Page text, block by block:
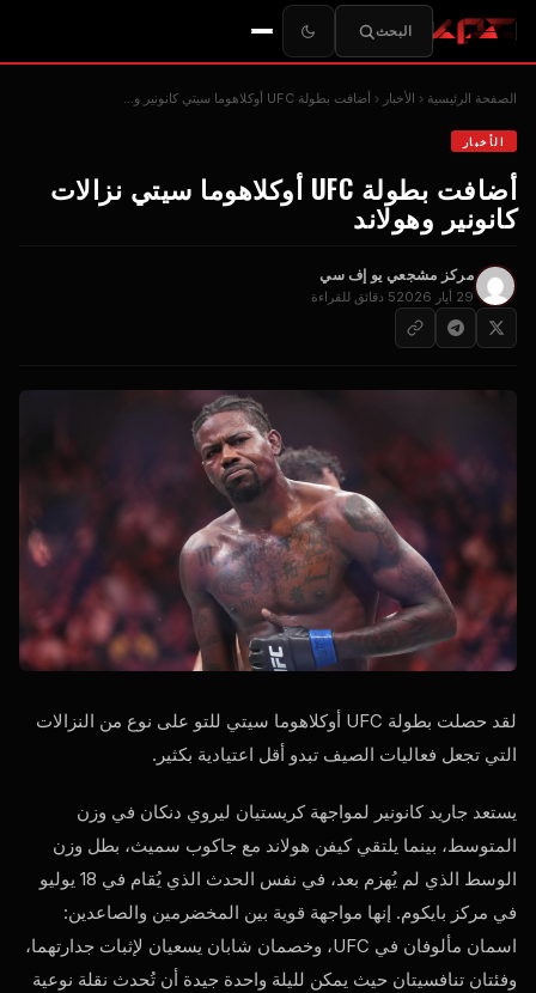
البحث
الصفحة الرئيسية الأخبار أضافت بطولة UFC أوكلاهوما سيتي كانونير و...
الأخبار
أضافت بطولة UFC أوكلاهوما سيتي نزالات
كانونير وهولاند
مركز مشجعي يو إف سي
29 أيار 2026 5 دقائق للقراءة
لقد حصلت بطولة UFC أوكلاهوما سيتي للتو على نوع من النزالات
التي تجعل فعاليات الصيف تبدو أقل اعتيادية بكثير.
يستعد جاريد كانونير لمواجهة كريستيان ليروي دنكان في وزن
المتوسط، بينما يلتقي كيفن هولاند مع جاكوب سميث، بطل وزن
الوسط الذي لم يُهزم بعد، في نفس الحدث الذي يُقام في 18 يوليو
في مركز بايكوم. إنها مواجهة قوية بين المخضرمين والصاعدين:
اسمان مألوفان في UFC، وخصمان شابان يسعيان لإثبات جدارتهما،
وفئتان تنافسيتان حيث يمكن لليلة واحدة جيدة أن تُحدث نقلة نوعية